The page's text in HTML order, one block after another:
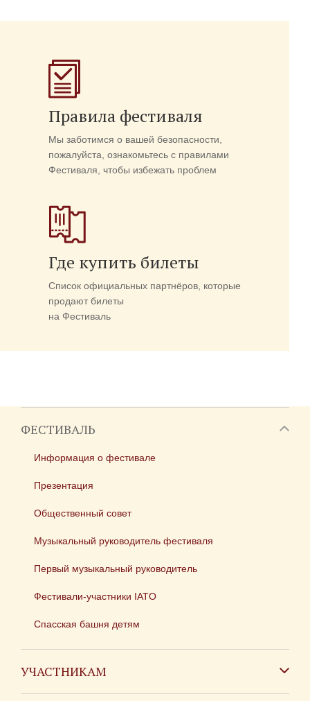
Правила фестиваля
Мы заботимся о вашей безопасности,
пожалуйста, ознакомьтесь с правилами
Фестиваля, чтобы избежать проблем
Где купить билеты
Список официальных партнёров, которые
продают билеты
на Фестиваль
ФЕСТИВАЛЬ
Информация о фестивале
Презентация
Общественный совет
Музыкальный руководитель фестиваля
Первый музыкальный руководитель
Фестивали-участники IATO
Спасская башня детям
УЧАСТНИКАМ